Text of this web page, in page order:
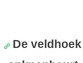
De